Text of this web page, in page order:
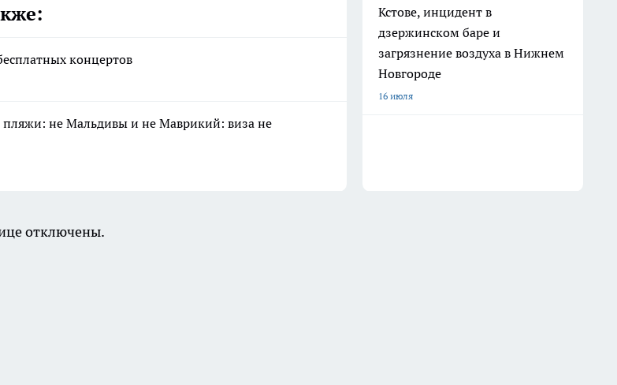
концертов
пляжи: не Мальдивы и не Маврикий: виза не
Кстове, инцидент в
дзержинском баре и
загрязнение воздуха в Нижнем
Новгороде
16 июля
отключены.